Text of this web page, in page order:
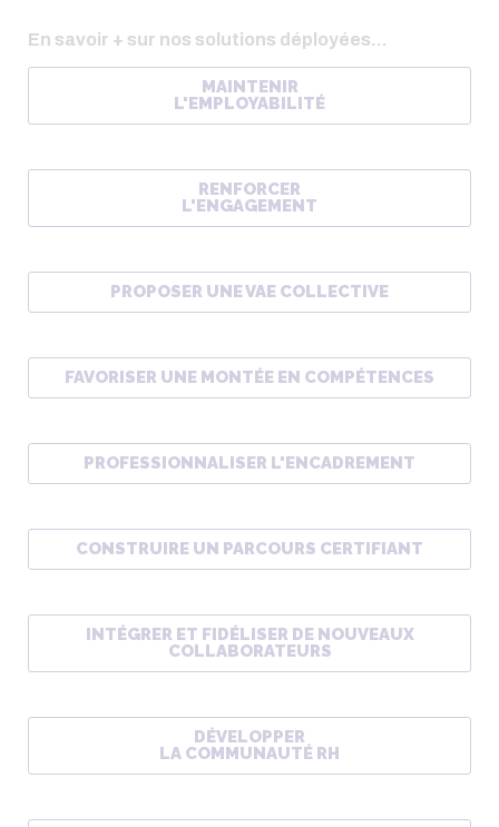
En savoir + sur nos solutions déployées...
MAINTENIR
L'EMPLOYABILITÉ
RENFORCER
​​​​​​​L'ENGAGEMENT
PROPOSER UNE VAE COLLECTIVE
FAVORISER UNE MONTÉE EN COMPÉTENCES
PROFESSIONNALISER L'ENCADREMENT
CONSTRUIRE UN PARCOURS CERTIFIANT
INTÉGRER ET FIDÉLISER DE NOUVEAUX
COLLABORATEURS
DÉVELOPPER
​​​​​​​LA COMMUNAUTÉ RH